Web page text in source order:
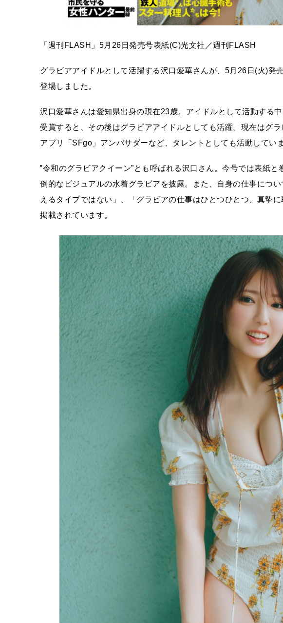
「週刊FLASH」5月26日発売号表紙(C)光文社／週刊FLASH
グラビアアイドルとして活躍する沢口愛華さんが、5月26日(火)発
登場しました。
沢口愛華さんは愛知県出身の現在23歳。アイドルとして活動する
受賞すると、その後はグラビアアイドルとしても活躍。現在はグ
アプリ「SFgo」アンバサダーなど、タレントとしても活動していま
‟令和のグラビアクイーン”とも呼ばれる沢口さん。今号では表紙
倒的なビジュアルの水着グラビアを披露。また、自身の仕事につ
えるタイプではない」、「グラビアの仕事はひとつひとつ、真摯
掲載されています。